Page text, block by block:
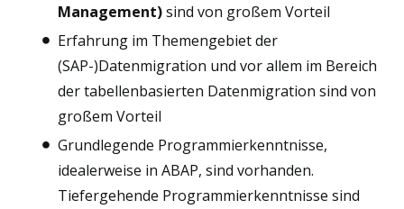
Management)sind von großem Vorteil
Erfahrung im Themengebiet der
(SAP-)Datenmigration und vor allem im Bereich
der tabellenbasierten Datenmigration sind von
großem Vorteil
Grundlegende Programmierkenntnisse,
idealerweise in ABAP, sind vorhanden.
Tiefergehende Programmierkenntnisse sind